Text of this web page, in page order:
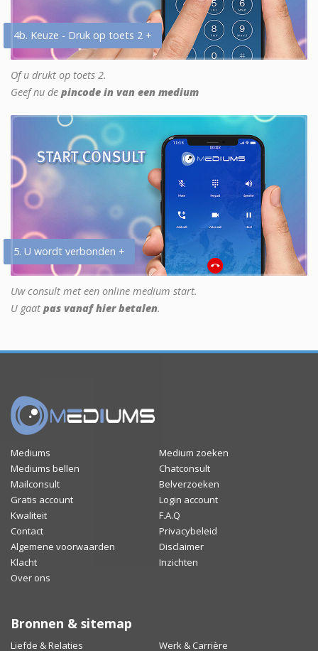
4b. Keuze - Druk op toets 2 +
Of u drukt op toets 2.
Geef nu de pincode in van een medium
5. U wordt verbonden +
Uw consult met een online medium start.
U gaat pas vanaf hier betalen.
Mediums
Medium zoeken
Mediums bellen
Chatconsult
Mailconsult
Belverzoeken
Gratis account
Login account
Kwaliteit
F.A.Q
Contact
Privacybeleid
Algemene voorwaarden
Disclaimer
Klacht
Inzichten
Over ons
Bronnen & sitemap
Liefde & Relaties Werk & Carrière